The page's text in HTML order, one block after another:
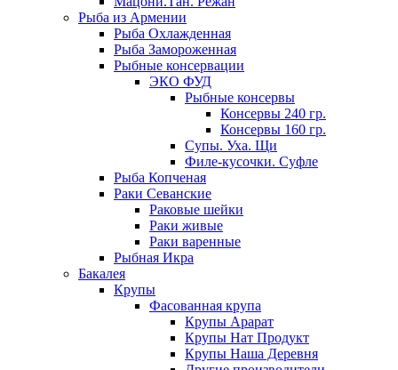
Рыба из Армении
Рыба Охлажденная
Рыба Замороженная
Рыбные консервации
ЭКО ФУД
Рыбные консервы
Консервы 240 гр.
Консервы 160 гр.
Супы. Уха. Щи
Филе-кусочки. Суфле
Рыба Копченая
Раки Севанские
Раковые шейки
Раки живые
Раки варенные
Рыбная Икра
Бакалея
Крупы
Фасованная крупа
Крупы Арарат
Крупы Нат Продукт
Крупы Наша Деревня